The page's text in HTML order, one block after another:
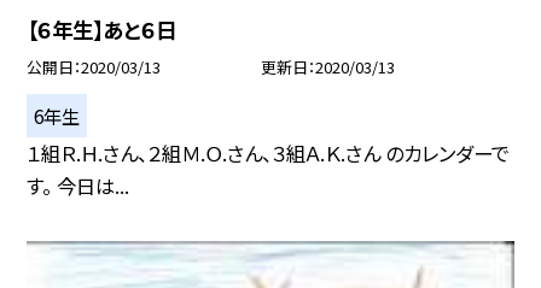
【６年生】あと６日
公開日 2020/03/13 更新日 2020/03/13
6年生
１組Ｒ.Ｈ.さん、２組Ｍ.Ｏ.さん、３組Ａ.Ｋ.さん のカレンダーで
す。 今日は...